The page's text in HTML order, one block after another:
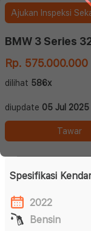
Ajukan Inspeksi
BMW 3
Rp. 575.000.000
dilihat 586x
diupdate 05 Jul 2025
Tawar
Spesifikasi
2022
Bensin